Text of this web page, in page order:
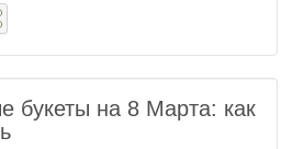
букеты на 8 Марта: как